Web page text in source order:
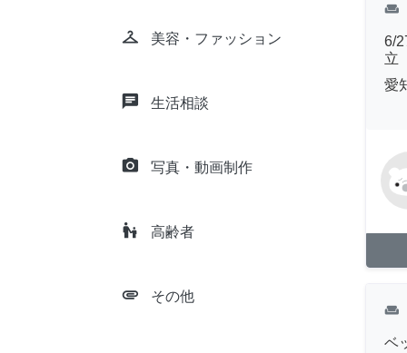
checkroom 美容・ファッション
chat 生活相談
camera_alt 写真・動画制作
escalator_warning 高齢者
attachment その他
weekend
6/
立
愛
weekend
ベ